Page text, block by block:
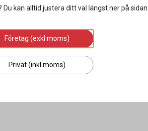
Du kan alltid justera ditt val längst ner på
Företag (exkl moms)
Privat (inkl moms)